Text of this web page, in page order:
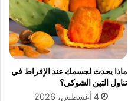
ماذا يحدث لجسمك عند الإفراط في
تناول التين الشوكي؟
4 أغسطس، 2026